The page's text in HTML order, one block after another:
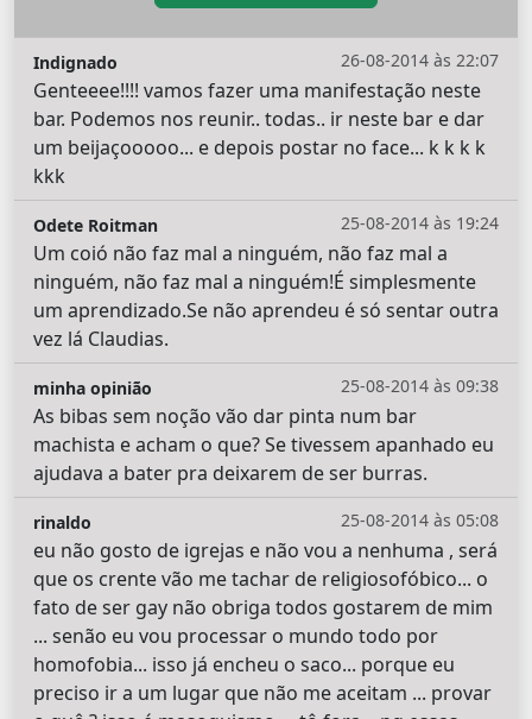
26-08-2014 às 22:07
Indignado
Genteeee!!!! vamos fazer uma manifestação neste
bar. Podemos nos reunir.. todas.. ir neste bar e dar
um beijaçooooo... e depois postar no face... k k k k
kkk
25-08-2014 às 19:24
Odete Roitman
Um coió não faz mal a ninguém, não faz mal a
ninguém, não faz mal a ninguém!É simplesmente
um aprendizado.Se não aprendeu é só sentar outra
vez lá Claudias.
25-08-2014 às 09:38
minha opinião
As bibas sem noção vão dar pinta num bar
machista e acham o que? Se tivessem apanhado eu
ajudava a bater pra deixarem de ser burras.
25-08-2014 às 05:08
rinaldo
eu não gosto de igrejas e não vou a nenhuma , será
que os crente vão me tachar de religiosofóbico... o
fato de ser gay não obriga todos gostarem de mim
... senão eu vou processar o mundo todo por
homofobia... isso já encheu o saco... porque eu
preciso ir a um lugar que não me aceitam ... provar